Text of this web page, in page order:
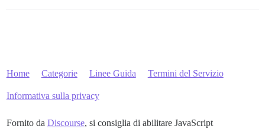
Home Categorie Linee Guida Termini del Servizio
Informativa sulla privacy
Fornito da Discourse, si consiglia di abilitare JavaScript